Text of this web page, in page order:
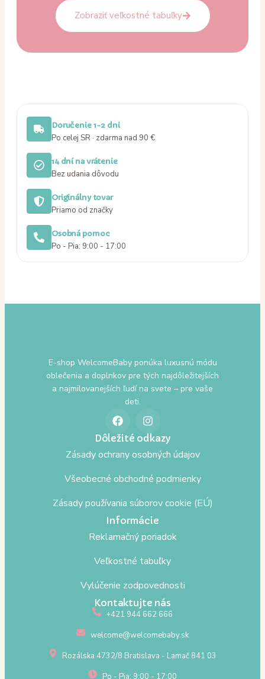
Zobraziť veľkostné tabuľky
Doručenie 1-2 dni
Po celej SR · zdarma nad 90 €
14 dní na vrátenie
Bez udania dôvodu
Originálny tovar
Priamo od značky
Osobná pomoc
Po - Pia: 9:00 - 17:00
E-shop WelcomeBaby ponúka luxusnú módu
oblečenia a doplnkov pre tých najdôležitejších
a najmilovanejších ľudí na svete – pre vaše
deti.
Dôležité odkazy
Zásady ochrany osobných údajov
Všeobecné obchodné podmienky
Zásady používania súborov cookie (EÚ)
Informácie
Reklamačný poriadok
Veľkostné tabuľky
Vylúčenie zodpovednosti
Kontaktujte nás
+421 944 662 666
welcome@welcomebaby.sk
Rozálska 4732/8 Bratislava - Lamač 841 03
Po - Pia: 9:00 - 17:00